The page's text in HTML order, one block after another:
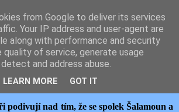
ZDENĚK
podivují nad tím, že se spolek Šalamoun a
from Google to deliver its services
Your IP address and user-agent are
along with performance and security
of service, generate usage
and address abuse.
LEARN MORE GOT IT